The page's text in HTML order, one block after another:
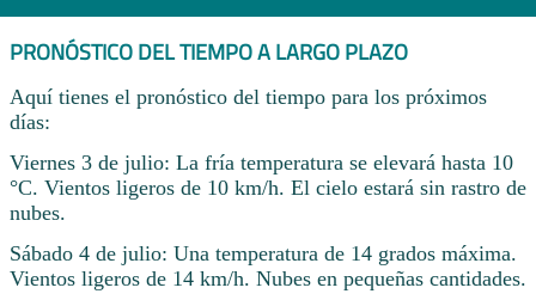
PRONÓSTICO DEL TIEMPO A LARGO PLAZO
Aquí tienes el pronóstico del tiempo para los próximos
días:
Viernes 3 de julio: La fría temperatura se elevará hasta 10
°C. Vientos ligeros de 10 km/h. El cielo estará sin rastro de
nubes.
Sábado 4 de julio: Una temperatura de 14 grados máxima.
Vientos ligeros de 14 km/h. Nubes en pequeñas cantidades.